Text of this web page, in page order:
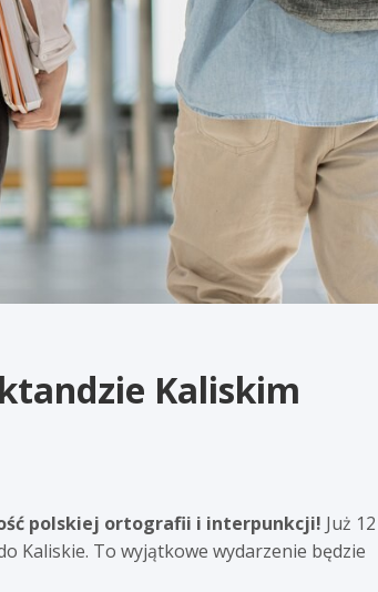
Kaliskim
polskiej ortografii i interpunkcji! Już 12
Kaliskie. To wyjątkowe wydarzenie będzie